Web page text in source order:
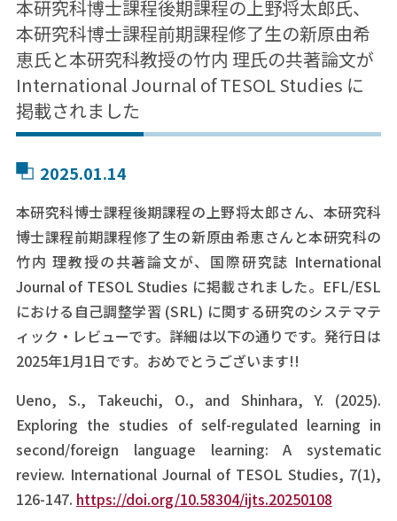
本研究科博士課程後期課程の上野将太郎氏、
本研究科博士課程前期課程修了生の新原由希
恵氏と本研究科教授の竹内 理氏の共著論文が
International Journal of TESOL Studies に
掲載されました
2025.01.14
本研究科博士課程後期課程の上野将太郎さん、本研究科
博士課程前期課程修了生の新原由希恵さんと本研究科の
竹内 理教授の共著論文が、国際研究誌 International
Journal of TESOL Studies に掲載されました。EFL/ESL
における自己調整学習 (SRL) に関する研究のシステマテ
ィック・レビューです。詳細は以下の通りです。発行日は
2025年1月1日です。おめでとうございます!!
Ueno, S., Takeuchi, O., and Shinhara, Y. (2025).
Exploring the studies of self-regulated learning in
second/foreign language learning: A systematic
review. International Journal of TESOL Studies, 7(1),
126-147. https://doi.org/10.58304/ijts.20250108